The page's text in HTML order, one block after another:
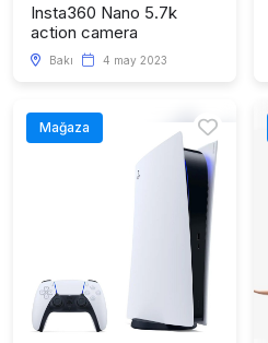
Insta360 Nano 5.7k
action camera
Bakı 4 may 2023
Mağaza